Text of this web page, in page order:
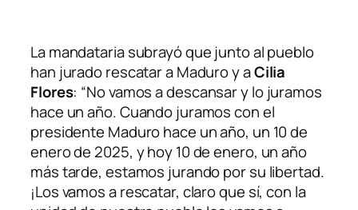
La mandataria subrayó que junto al pueblo
han jurado rescatar a Maduro y aCilia
Flores: “No vamos a descansar y lo juramos
hace un año. Cuando juramos con el
presidente Maduro hace un año, un 10 de
enero de 2025, y hoy 10 de enero, un año
más tarde, estamos jurando por su libertad.
¡Los vamos a rescatar, claro que sí, con la